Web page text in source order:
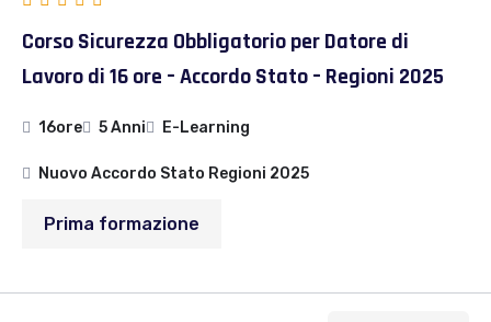
Corso Sicurezza Obbligatorio per Datore di
Lavoro di 16 ore – Accordo Stato – Regioni 2025
16ore 5 Anni E-Learning
Nuovo Accordo Stato Regioni 2025
Prima formazione